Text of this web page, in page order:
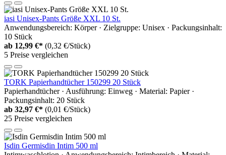
iasi Unisex-Pants Größe XXL 10 St.
Anwendungsbereich: Körper · Zielgruppe: Unisex · Packungsinhalt:
10 Stück
ab 12,99 €* (0,32 €/Stück)
5 Preise vergleichen
TORK Papierhandtücher 150299 20 Stück
Papierhandtücher · Ausführung: Einweg · Material: Papier ·
Packungsinhalt: 20 Stück
ab 32,97 €* (0,01 €/Stück)
25 Preise vergleichen
Isdin Germisdin Intim 500 ml